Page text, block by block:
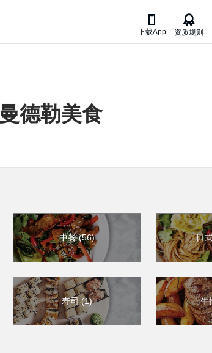

下载App

资质规则
曼德勒美食
中餐(56) 日
寿司(1) 牛